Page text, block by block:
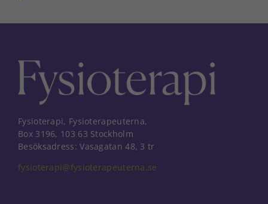
Fysioterapi, Fysioterapeuterna,
Box 3196, 103 63 Stockholm
Besöksadress: Vasagatan 48, 3 tr
fysioterapi@fysioterapeuterna.se